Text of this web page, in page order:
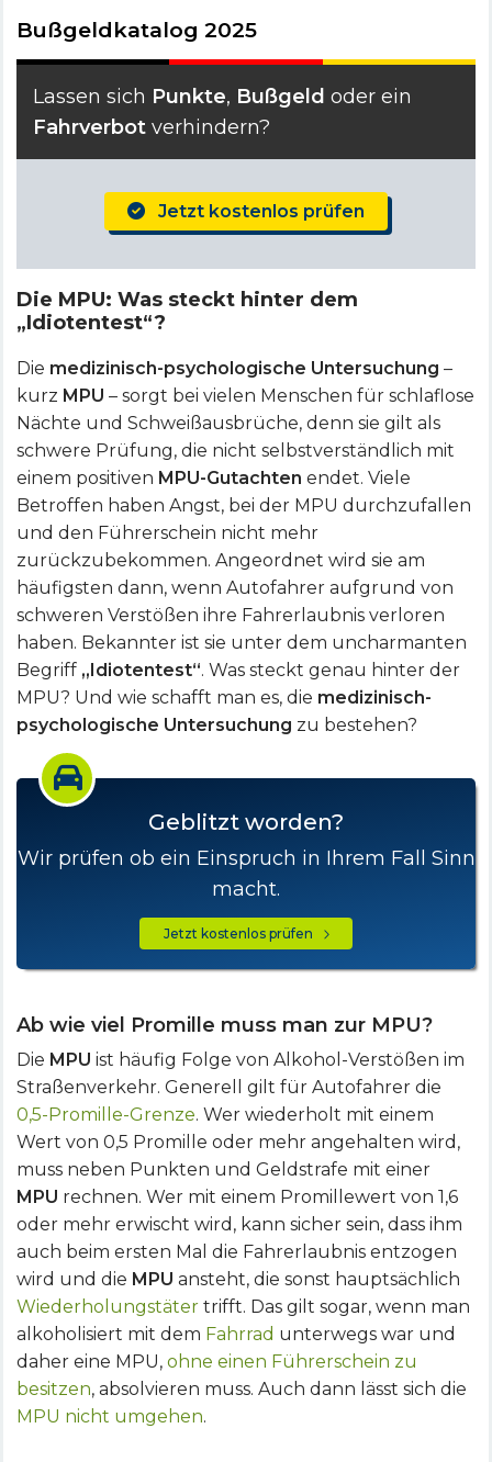
Bußgeldkatalog 2025
Lassen sich Punkte, Bußgeld oder ein
Fahrverbot verhindern?
Jetzt kostenlos prüfen
Die MPU: Was steckt hinter dem
„Idiotentest“?
Die medizinisch-psychologische Untersuchung –
kurz MPU – sorgt bei vielen Menschen für schlaflose
Nächte und Schweißausbrüche, denn sie gilt als
schwere Prüfung, die nicht selbstverständlich mit
einem positiven MPU-Gutachten endet. Viele
Betroffen haben Angst, bei der MPU durchzufallen
und den Führerschein nicht mehr
zurückzubekommen. Angeordnet wird sie am
häufigsten dann, wenn Autofahrer aufgrund von
schweren Verstößen ihre Fahrerlaubnis verloren
haben. Bekannter ist sie unter dem uncharmanten
Begriff „Idiotentest“. Was steckt genau hinter der
MPU? Und wie schafft man es, die medizinisch-
psychologische Untersuchung zu bestehen?
Geblitzt worden?
Wir prüfen ob ein Einspruch in Ihrem Fall Sinn
macht.
Jetzt kostenlos prüfen
Ab wie viel Promille muss man zur MPU?
Die MPU ist häufig Folge von Alkohol-Verstößen im
Straßenverkehr. Generell gilt für Autofahrer die
0,5-Promille-Grenze. Wer wiederholt mit einem
Wert von 0,5 Promille oder mehr angehalten wird,
muss neben Punkten und Geldstrafe mit einer
MPU rechnen. Wer mit einem Promillewert von 1,6
oder mehr erwischt wird, kann sicher sein, dass ihm
auch beim ersten Mal die Fahrerlaubnis entzogen
wird und die MPU ansteht, die sonst hauptsächlich
Wiederholungstäter trifft. Das gilt sogar, wenn man
alkoholisiert mit dem Fahrrad unterwegs war und
daher eine MPU, ohne einen Führerschein zu
besitzen, absolvieren muss. Auch dann lässt sich die
MPU nicht umgehen.